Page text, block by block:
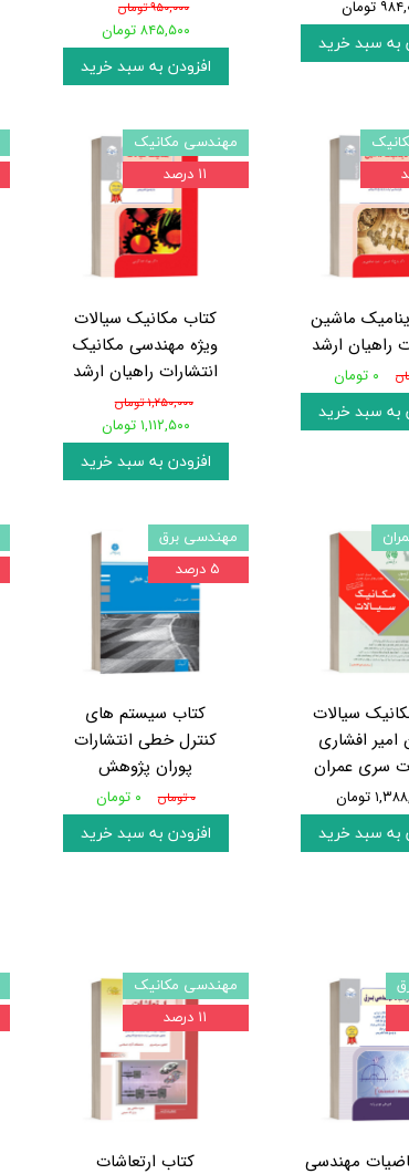
تومان
به سبد خرید
۹۵۰,۰۰۰ تومان
۸۴۵,۵۰۰ تومان
افزودن به سبد خرید
ماشین
راهیان ارشد
۰ تومان
به سبد خرید
کتاب مکانیک سیالات
ویژه مهندسی مکانیک
انتشارات راهیان ارشد
۱,۲۵۰,۰۰۰ تومان
۱,۱۱۲,۵۰۰ تومان
افزودن به سبد خرید
مهندسی مکانیک
۱۱ درصد
سیالات
امیر افشاری
سری عمران
تومان
به سبد خرید
کتاب سیستم های
کنترل خطی انتشارات
پوران پژوهش
۰ تومان ۰ تومان
افزودن به سبد خرید
مهندسی برق
۵ درصد
مهندسی
کتاب ارتعاشات
مهندسی مکانیک
۱۱ درصد